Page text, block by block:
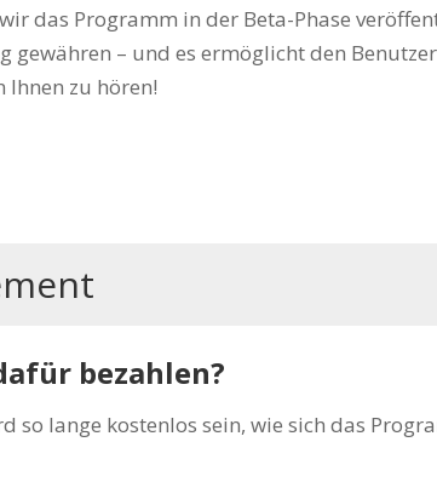
das Programm in der Beta-Phase
gewähren – und es ermöglicht den
Ihnen zu hören!
bezahlen?
so lange kostenlos sein, wie sich das